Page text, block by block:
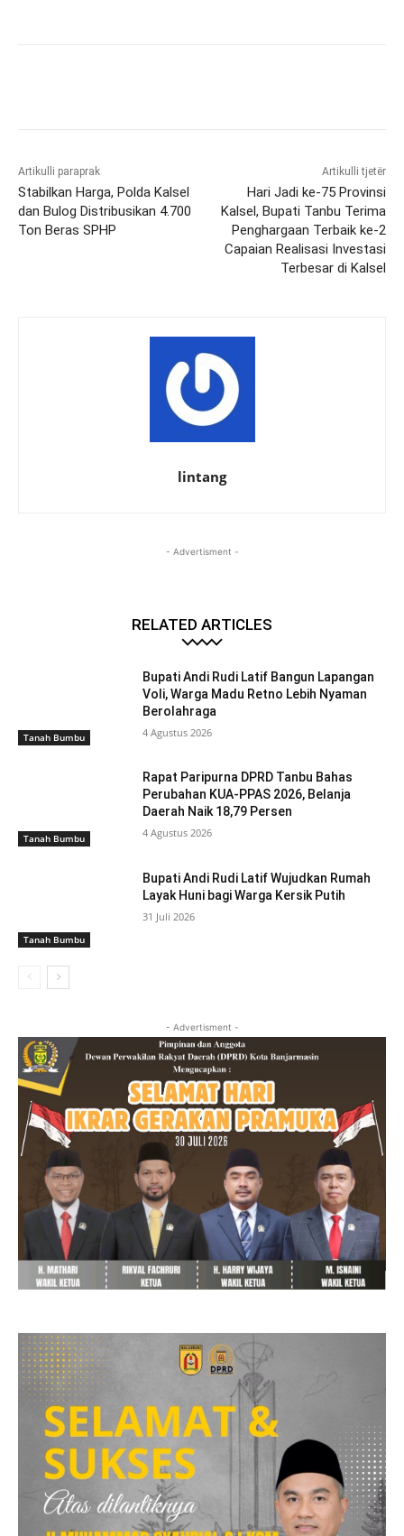
Artikulli paraprak
Stabilkan Harga, Polda Kalsel
dan Bulog Distribusikan 4.700
Ton Beras SPHP
Artikulli tjetër
Hari Jadi ke-75 Provinsi
Kalsel, Bupati Tanbu Terima
Penghargaan Terbaik ke-2
Capaian Realisasi Investasi
Terbesar di Kalsel
lintang
- Advertisment -
RELATED ARTICLES
Tanah Bumbu
Bupati Andi Rudi Latif Bangun Lapangan
Voli, Warga Madu Retno Lebih Nyaman
Berolahraga
4 Agustus 2026
Tanah Bumbu
Rapat Paripurna DPRD Tanbu Bahas
Perubahan KUA-PPAS 2026, Belanja
Daerah Naik 18,79 Persen
4 Agustus 2026
Tanah Bumbu
Bupati Andi Rudi Latif Wujudkan Rumah
Layak Huni bagi Warga Kersik Putih
31 Juli 2026
- Advertisment -